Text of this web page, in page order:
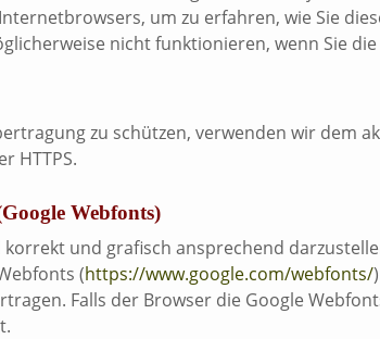
um zu erfahren, wie Sie
nicht funktionieren, wenn Sie
zu schützen, verwenden wir dem
HTTPS.
Webfonts)
und grafisch ansprechend
(https://www.google.com/webfonts/
Falls der Browser die Google